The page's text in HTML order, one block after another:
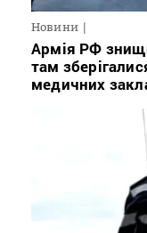
Новини
Армія РФ
там
медичних